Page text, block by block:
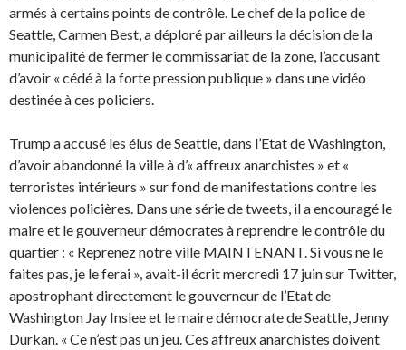
armés à certains points de contrôle. Le chef de la police de
Seattle, Carmen Best, a déploré par ailleurs la décision de la
municipalité de fermer le commissariat de la zone, l’accusant
d’avoir « cédé à la forte pression publique » dans une vidéo
destinée à ces policiers.
Trump a accusé les élus de Seattle, dans l’Etat de Washington,
d’avoir abandonné la ville à d’« affreux anarchistes » et «
terroristes intérieurs » sur fond de manifestations contre les
violences policières. Dans une série de tweets, il a encouragé le
maire et le gouverneur démocrates à reprendre le contrôle du
quartier : « Reprenez notre ville MAINTENANT. Si vous ne le
faites pas, je le ferai », avait-il écrit mercredi 17 juin sur Twitter,
apostrophant directement le gouverneur de l’Etat de
Washington Jay Inslee et le maire démocrate de Seattle, Jenny
Durkan. « Ce n’est pas un jeu. Ces affreux anarchistes doivent